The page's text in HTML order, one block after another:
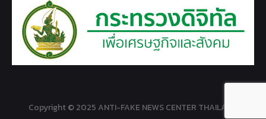
Copyright © 2025 ANTI-FAKE NEWS CENTER THAILAND